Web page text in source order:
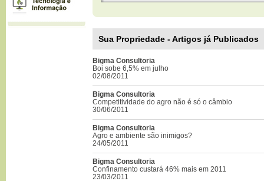
Sua Propriedade - Artigos já Publicados
Bigma Consultoria
Boi sobe 6,5% em julho
02/08/2011
Bigma Consultoria
Competitividade do agro não é só o câmbio
30/06/2011
Bigma Consultoria
Agro e ambiente são inimigos?
24/05/2011
Bigma Consultoria
Confinamento custará 46% mais em 2011
23/03/2011